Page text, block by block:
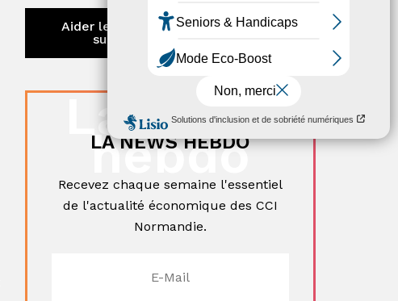
Aider les entreprises à anticiper et
surmonter les difficultés
La news
hebdo
LA NEWS HEBDO
Recevez chaque semaine l'essentiel
de l'actualité économique des CCI
Normandie.